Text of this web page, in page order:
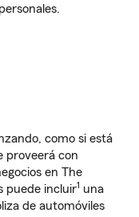
como si está
proveerá con
en The
puede incluir1 una
de automóviles